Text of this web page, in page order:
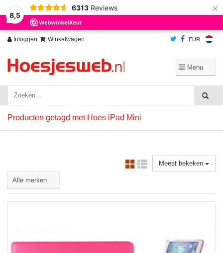
8,5
6313 Reviews ×
Inloggen Winkelwagen EUR
Producten getagd met Hoes iPad Mini
Meest bekeken
Wij slaan cookies op om onze website te verbeteren. Is dat akkoord?
Ja
Nee